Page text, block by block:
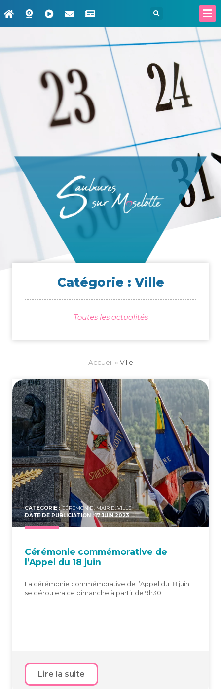
Catégorie : Ville
Toutes les actualités
Accueil » Ville
CATÉGORIE :CÉRÉMONIE,MAIRIE,VILLE
DATE DE PUBLICIATION : 17 JUIN 2023
Céré­mo­nie com­mé­mo­ra­tive de
l’Appel du 18 juin
La cérémonie commémorative de l’Appel du 18 juin
se déroulera ce dimanche à partir de 9h30.
Lire la suite